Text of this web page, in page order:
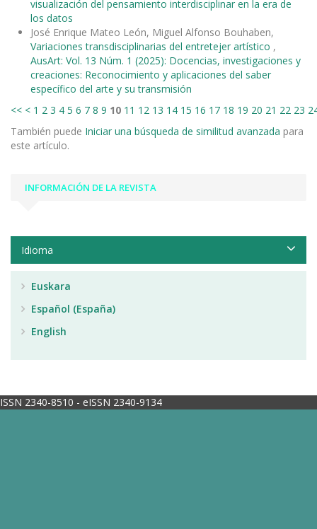
visualización del pensamiento interdisciplinar en la era de
los datos
José Enrique Mateo León, Miguel Alfonso Bouhaben,
Variaciones transdisciplinarias del entretejer artístico ,
AusArt: Vol. 13 Núm. 1 (2025): Docencias, investigaciones y
creaciones: Reconocimiento y aplicaciones del saber
específico del arte y su transmisión
<< < 1 2 3 4 5 6 7 8 9 10 11 12 13 14 15 16 17 18 19 20 21 22 23
También puede Iniciar una búsqueda de similitud avanzada para
este artículo.
INFORMACIÓN DE LA REVISTA
Idioma
Euskara
Español (España)
English
ISSN 2340-8510 - eISSN 2340-9134